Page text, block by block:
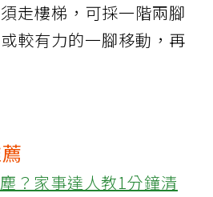
走樓梯，可採一階兩腳
較有力的一腳移動，再
？家事達人教1分鐘清